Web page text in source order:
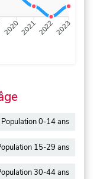
20202021 2022 2023
Population 0-14 ans
15-29 ans
30-44 ans